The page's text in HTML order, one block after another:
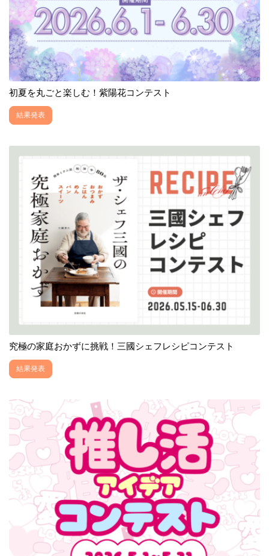
初夏を丸ごと楽しむ！紫陽花コンテスト
結果発表
究極の家庭おかずに挑戦！三國シェフレシピコンテスト
結果発表